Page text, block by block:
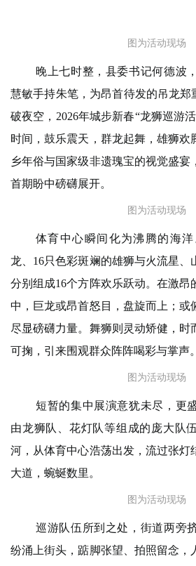
图为活动现场
晚上七时整，县委书记何德波
慧敏手持朱笔，为昂首待发的吊龙郑
破夜空，2026年城步新春“龙狮巡游
时间，鼓乐震天，群龙起舞，雄狮欢
乡年俗与国家级非遗瑰宝的视觉盛宴
首期盼中磅礴展开。
图为活动现场
体育中心瞬间化为沸腾的海
龙、16只色彩斑斓的雄狮与火流星、
分别组成16个方阵欢乐跃动。在激昂
中，巨龙或昂首怒目，盘旋而上；或
尽显磅礴力量。舞狮则灵动矫健，时
可掬，引来围观群众阵阵喝彩与掌声。
图为活动现场
短暂的集中展演意犹未尽，更
由龙狮队、花灯队等组成的庞大队
河，从体育中心浩荡出发，流过张灯
大道，蜿蜒数里。
图为活动现场
巡游队伍所到之处，街道两旁
纷涌上街头，踮脚张望、拍照留念，